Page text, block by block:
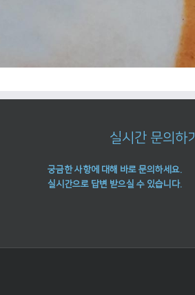
실시간 문의하기
궁금한 사항에 대해 바로 문의하세요.
실시간으로 답변 받으실 수 있습니다.